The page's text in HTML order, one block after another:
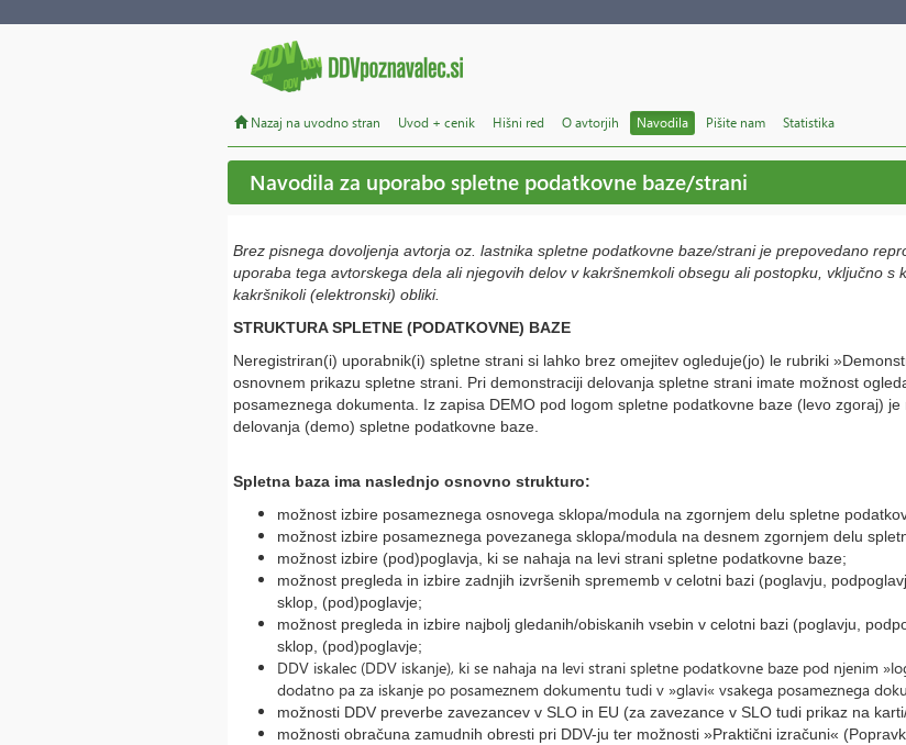
Nazaj na uvodno stran Uvod + cenik Hišni red O avtorjih Navodila Pišite nam Statistika
Navodila za uporabo spletne podatkovne baze/strani
Brez pisnega dovoljenja avtorja oz. lastnika spletne podatkovne baze/strani je prepovedano
uporaba tega avtorskega dela ali njegovih delov v kakršnemkoli obsegu ali postopku, vključno s
kakršnikoli (elektronski) obliki.
STRUKTURA SPLETNE (PODATKOVNE) BAZE
Neregistriran(i) uporabnik(i) spletne strani si lahko brez omejitev ogleduje(jo) le rubriki
osnovnem prikazu spletne strani. Pri demonstraciji delovanja spletne strani imate možnost
posameznega dokumenta. Iz zapisa DEMO pod logom spletne podatkovne baze (levo zgoraj)
delovanja (demo) spletne podatkovne baze.
Spletna baza ima naslednjo osnovno strukturo:
možnost izbire posameznega osnovega sklopa/modula na zgornjem delu spletne
možnost izbire posameznega povezanega sklopa/modula na desnem zgornjem delu
možnost izbire (pod)poglavja, ki se nahaja na levi strani spletne podatkovne baze;
možnost pregleda in izbire zadnjih izvršenih sprememb v celotni bazi (poglavju,
sklop, (pod)poglavje;
možnost pregleda in izbire najbolj gledanih/obiskanih vsebin v celotni bazi (poglavju,
sklop, (pod)poglavje;
DDV iskalec (DDV iskanje), ki se nahaja na levi strani spletne podatkovne baze pod njenim
dodatno pa za iskanje po posameznem dokumentu tudi v »glavi« vsakega posameznega
možnosti DDV preverbe zavezancev v SLO in EU (za zavezance v SLO tudi prikaz na
možnosti obračuna zamudnih obresti pri DDV-ju ter možnosti »Praktični izračuni«